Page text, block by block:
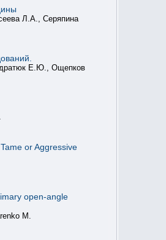
Л.А., Серяпина
Е.Ю., Ощепков
or Aggressive
open-angle
M.